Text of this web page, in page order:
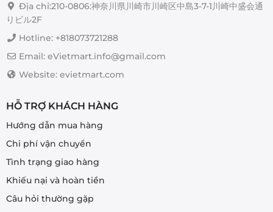
chọn
thể
chọn
trên
sản
phẩm
Địa chỉ:210-0806:神奈川県川崎市川崎区中島3-7-1川崎中盛会通
りビル2F
Hotline: +818073721288
Email: eVietmart.info@gmail.com
Website: evietmart.com
HỖ TRỢ KHÁCH HÀNG
Hướng dẫn mua hàng
Chi phí vận chuyển
Tình trạng giao hàng
Khiếu nại và hoàn tiền
Câu hỏi thường gặp